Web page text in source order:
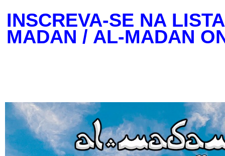
INSCREVA-SE NA
MADAN / AL-MADAN